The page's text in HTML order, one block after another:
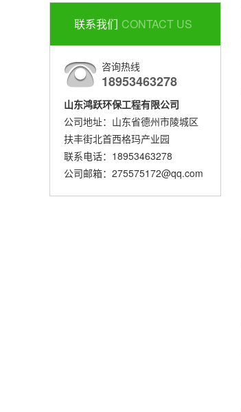
联系我们 CONTACT US
咨询热线
18953463278
山东鸿跃环保工程有限公司
公司地址：山东省德州市陵城区
扶丰街北首西格玛产业园
联系电话：18953463278
公司邮箱：275575172@qq.com